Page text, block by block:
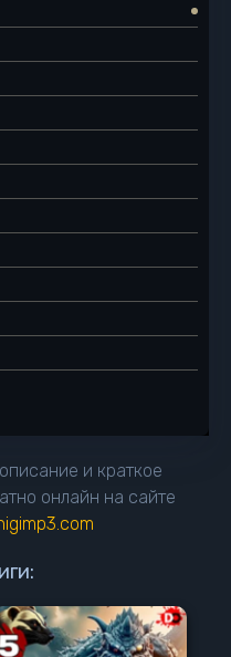
и краткое
онлайн на сайте